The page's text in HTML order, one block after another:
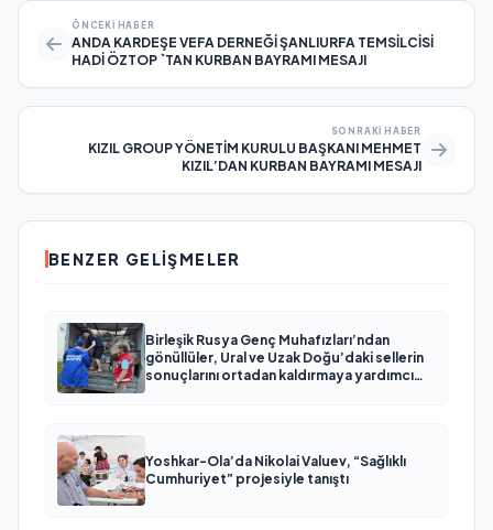
ÖNCEKI HABER
ANDA KARDEŞE VEFA DERNEĞİ ŞANLIURFA TEMSİLCİSİ
HADİ ÖZTOP `TAN KURBAN BAYRAMI MESAJI
SONRAKI HABER
KIZIL GROUP YÖNETİM KURULU BAŞKANI MEHMET
KIZIL’DAN KURBAN BAYRAMI MESAJI
BENZER GELIŞMELER
Birleşik Rusya Genç Muhafızları’ndan
gönüllüler, Ural ve Uzak Doğu’daki sellerin
sonuçlarını ortadan kaldırmaya yardımcı
Yoshkar-Ola’da Nikolai Valuev, “Sağlıklı
Cumhuriyet” projesiyle tanıştı